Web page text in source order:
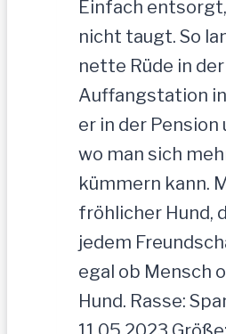
Einfach
nicht taugt. So
nette Rüde in der
Auffangstation
er in der
wo man sich
kümmern kann.
fröhlicher Hund,
jedem
egal ob Mensch
Hund. Rasse: